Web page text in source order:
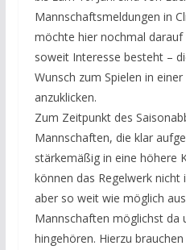
Mannschaftsmeldungen in
möchte hier nochmal
soweit Interesse besteht –
Wunsch zum Spielen in
anzuklicken.
Zum Zeitpunkt des
Mannschaften, die klar
stärkemäßig in eine höhere
können das Regelwerk
aber so weit wie möglich
Mannschaften möglichst da
hingehören. Hierzu